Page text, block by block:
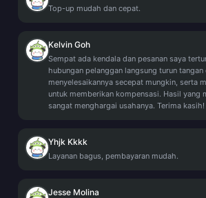
Top-up mudah dan cepat.
Kelvin Goh
Sempat ada kendala dan pesanan saya
hubungan pelanggan langsung turun tangan
menyelesaikannya secepat mungkin, serta
untuk memberikan kompensasi. Hasil yang
sangat menghargai usahanya. Terima kasih!
Yhjk Kkkk
Layanan bagus, pembayaran mudah.
Jesse Molina